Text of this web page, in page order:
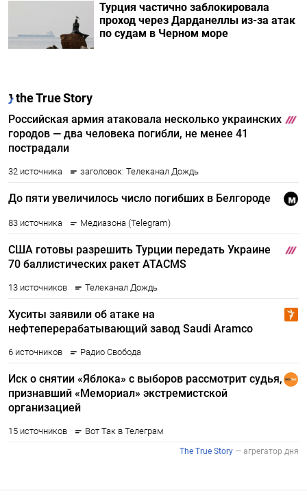
Турция частично заблокировала
проход через Дарданеллы из-за атак
по судам в Черном море